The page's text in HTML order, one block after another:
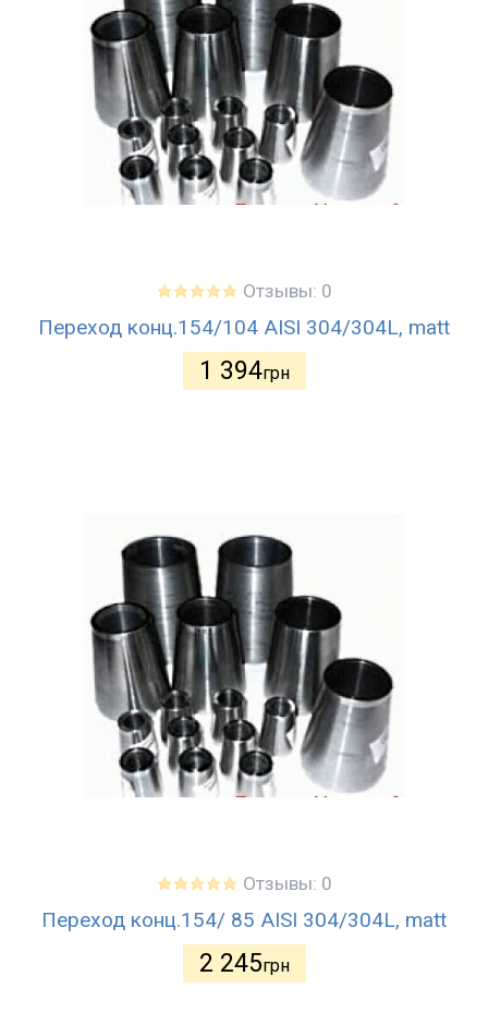
Отзывы: 0
Переход конц.154/104 AISI 304/304L, matt
1 394грн
Отзывы: 0
Переход конц.154/ 85 AISI 304/304L, matt
2 245грн